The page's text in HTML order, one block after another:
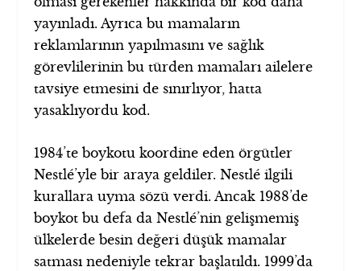
yayınladı. Ayrıca bu mamaların
reklamlarının yapılmasını ve sağlık
görevlilerinin bu türden mamaları ailelere
tavsiye etmesini de sınırlıyor, hatta
yasaklıyordu kod.
1984’te boykotu koordine eden örgütler
Nestlé’yle bir araya geldiler. Nestlé ilgili
kurallara uyma sözü verdi. Ancak 1988’de
boykot bu defa da Nestlé’nin gelişmemiş
ülkelerde besin değeri düşük mamalar
satması nedeniyle tekrar başlatıldı. 1999’da